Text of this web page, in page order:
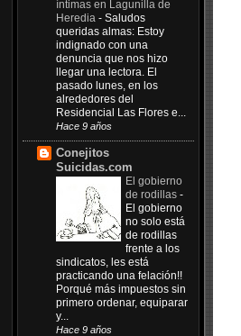
íntimas en Lagunilla de
Heredia - Saludos
queridas almas: Estoy
indignado con una
denuncia que nos hizo
llegar una lectora. El
pasado lunes, en los
alrededores del
Residencial Las Flores e...
Hace 9 años
Conejitos
Suicidas.com
El gobierno
de rodillas -
El gobierno
no solo está
de rodillas
frente a los
sindicatos, les está
practicando una felación!!
Porqué más impuestos sin
primero ordenar, equiparar
y...
Hace 9 años